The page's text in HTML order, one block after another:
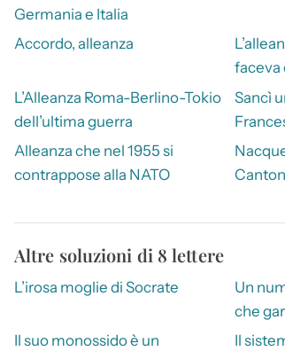
Germania e Italia
Accordo, alleanza
faceva
L’Alleanza Roma-Berlino-Tokio
dell’ultima guerra
Sancì
Alleanza che nel 1955 si
contrappose alla NATO
Altre soluzioni di 8 lettere
L’irosa moglie di Socrate
Un
che
Il suo monossido è un
Il